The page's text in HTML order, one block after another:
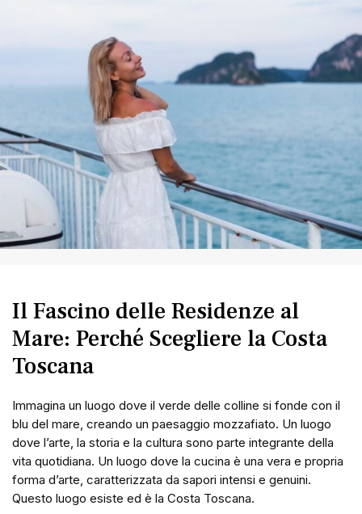
Il Fascino delle Residenze al
Mare: Perché Scegliere la Costa
Toscana
Immagina un luogo dove il verde delle colline si fonde con il
blu del mare, creando un paesaggio mozzafiato. Un luogo
dove l’arte, la storia e la cultura sono parte integrante della
vita quotidiana. Un luogo dove la cucina è una vera e propria
forma d’arte, caratterizzata da sapori intensi e genuini.
Questo luogo esiste ed è la Costa Toscana.